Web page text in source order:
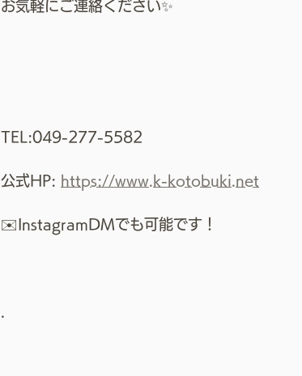
お気軽にご連絡ください✨
TEL:049-277-5582
公式HP: https://www.k-kotobuki.net
✉️InstagramDMでも可能です！